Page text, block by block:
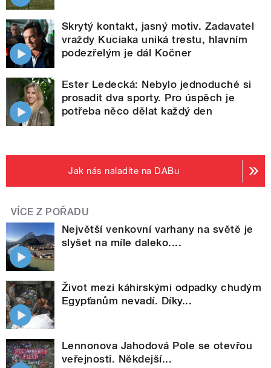
Skrytý kontakt, jasný motiv. Zadavatel
vraždy Kuciaka uniká trestu, hlavním
podezřelým je dál Kočner
Ester Ledecká: Nebylo jednoduché si
prosadit dva sporty. Pro úspěch je
potřeba něco dělat každý den
Jak nás naladíte na DABu
VÍCE Z POŘADU
Největší venkovní varhany na světě je
slyšet na míle daleko....
Život mezi káhirskými odpadky chudým
Egypťanům nevadí. Díky...
Lennonova Jahodová Pole se otevřou
veřejnosti. Někdejší...